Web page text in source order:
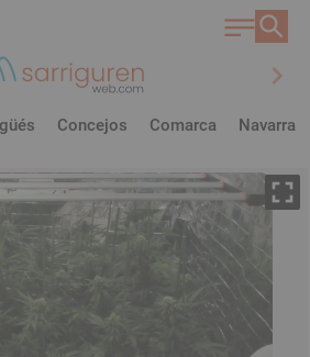
chevron_right
Concejos Comarca Navarra